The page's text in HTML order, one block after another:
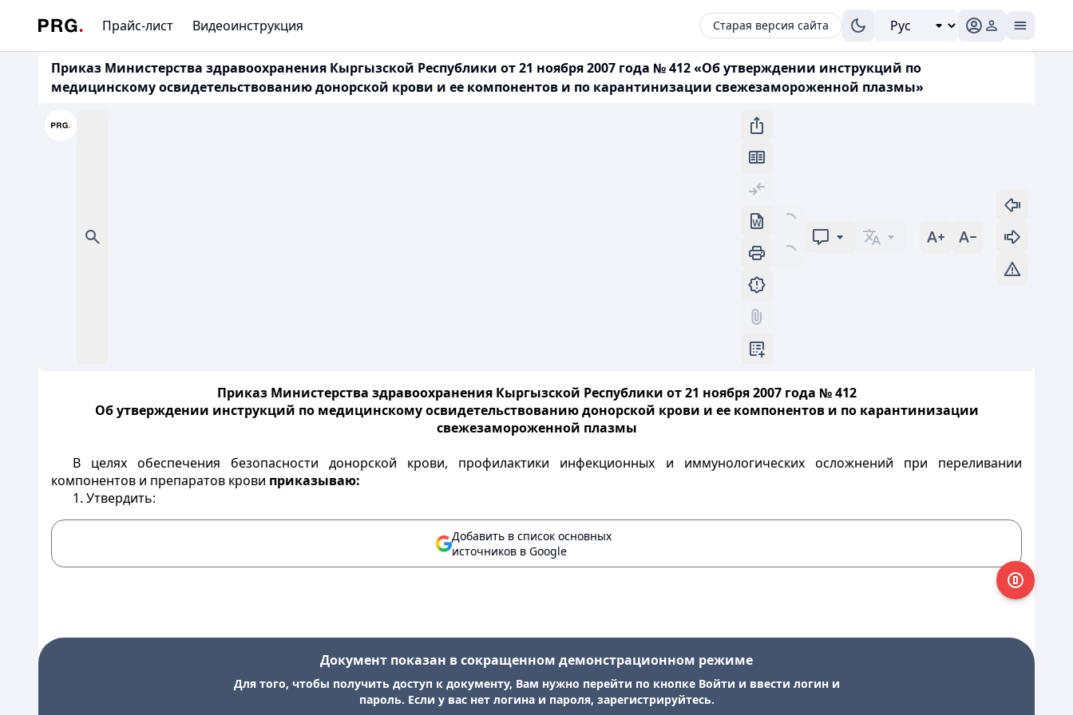
Прайс-лист Видеоинструкция Старая версия сайта
Приказ Министерства здравоохранения Кыргызской Республики от 21 ноября 2007 года № 412 «Об утверждении инструкций по
медицинскому освидетельствованию донорской крови и ее компонентов и по карантинизации свежезамороженной плазмы»
Приказ Министерства здравоохранения Кыргызской Республики от 21 ноября 2007 года № 412
Об утверждении инструкций по медицинскому освидетельствованию донорской крови и ее компонентов и по карантинизации
свежезамороженной плазмы
В целях обеспечения безопасности донорской крови, профилактики инфекционных и иммунологических осложнений при переливании
компонентов и препаратов крови приказываю:
1. Утвердить:
Добавить в список основных
источников в Google
Документ показан в сокращенном демонстрационном режиме
Для того, чтобы получить доступ к документу, Вам нужно перейти по кнопке Войти и ввести логин и
пароль. Если у вас нет логина и пароля, зарегистрируйтесь.